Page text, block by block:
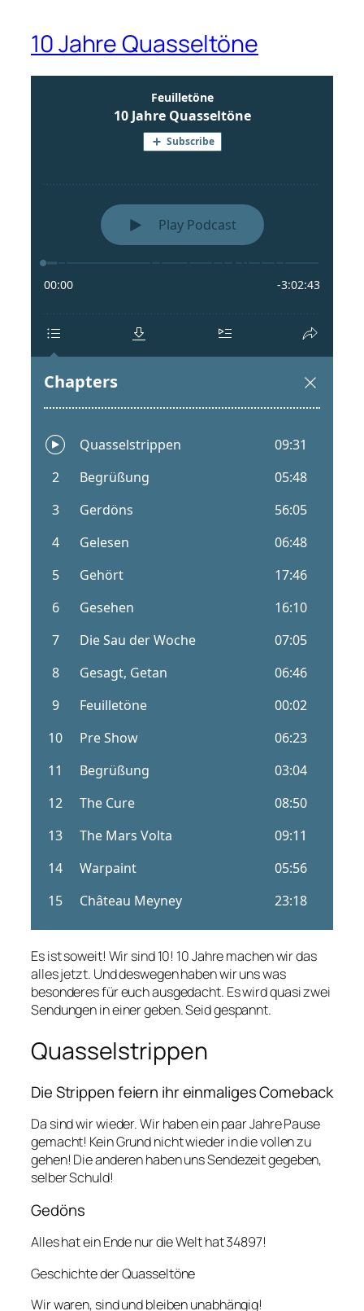
10 Jahre Quasseltöne
Es ist soweit! Wir sind 10! 10 Jahre machen wir das
alles jetzt. Und deswegen haben wir uns was
besonderes für euch ausgedacht. Es wird quasi zwei
Sendungen in einer geben. Seid gespannt.
Quasselstrippen
Die Strippen feiern ihr einmaliges Comeback
Da sind wir wieder. Wir haben ein paar Jahre Pause
gemacht! Kein Grund nicht wieder in die vollen zu
gehen! Die anderen haben uns Sendezeit gegeben,
selber Schuld!
Gedöns
Alles hat ein Ende nur die Welt hat 34897!
Geschichte der Quasseltöne
Wir waren, sind und bleiben unabhängig!